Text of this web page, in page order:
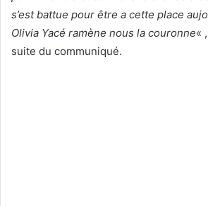
s’est battue pour être a cette place
Olivia Yacé ramène nous la couronne«
suite du communiqué.